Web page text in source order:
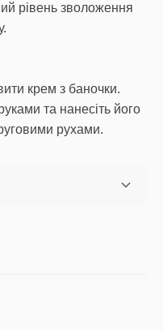
рівень зволоження
крем з баночки.
та нанесіть його
рухами.